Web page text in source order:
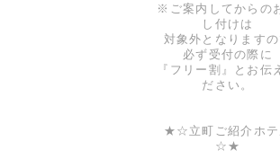
※ご案内してからの
し付けは
対象外となります
必ず受付の際に
『フリー割』とお伝
ださい。
★☆立町ご紹介ホ
☆★